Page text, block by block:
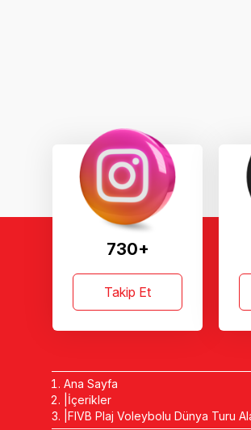
730+
Takip Et
Ana Sayfa
İçerikler
FIVB Plaj Voleybolu Dünya Turu